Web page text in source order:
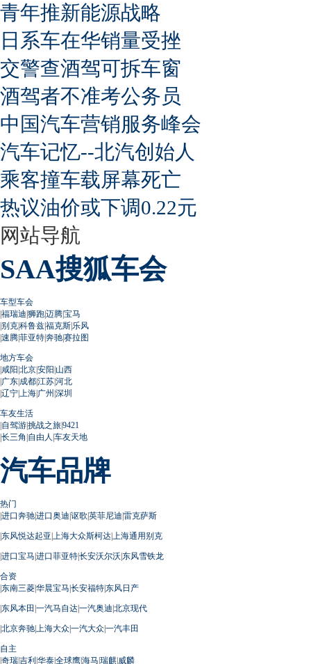
青年推新能源战略
日系车在华销量受挫
交警查酒驾可拆车窗
酒驾者不准考公务员
中国汽车营销服务峰会
汽车记忆--北汽创始人
乘客撞车载屏幕死亡
热议油价或下调0.22元
网站导航
SAA搜狐车会
车型车会
|福瑞迪|狮跑|迈腾|宝马
|别克|科鲁兹|福克斯|乐风
|速腾|菲亚特|奔驰|赛拉图
地方车会
|咸阳|北京|安阳|山西
|广东|成都|江苏|河北
|辽宁| 上海|广州 |深圳
车友生活
|自驾游|挑战之旅|9421
|长三角 |自由人 |车友天地
汽车品牌
热门
|进口奔驰|进口奥迪|讴歌|英菲尼迪|雷克萨斯
|东风悦达起亚| 上海大众斯柯达| 上海通用别克
|进口宝马|进口菲亚特|长安沃尔沃|东风雪铁龙
合资
|东南三菱|华晨宝马|长安福特|东风日产
|东风本田 |一汽马自达|一汽奥迪|北京现代
|北京奔驰| 上海大众|一汽大众|一汽丰田
自主
|奇瑞|吉利|华泰|全球鹰|海马|瑞麒|威麟